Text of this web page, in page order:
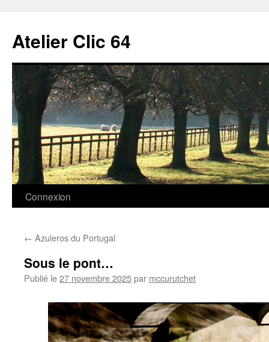
contenu
Atelier Clic 64
Connexion
← Azuleros du Portugal
Sous le pont…
Publié le27 novembre 2025par mccurutchet